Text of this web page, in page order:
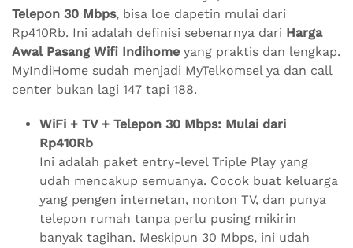
Telepon 30 Mbps, bisa loe dapetin mulai dari
Rp410Rb. Ini adalah definisi sebenarnya dari Harga
Awal Pasang Wifi Indihome yang praktis dan lengkap.
MyIndiHome sudah menjadi MyTelkomsel ya dan call
center bukan lagi 147 tapi 188.
WiFi + TV + Telepon 30 Mbps: Mulai dari
Rp410Rb
Ini adalah paket entry-level Triple Play yang
udah mencakup semuanya. Cocok buat keluarga
yang pengen internetan, nonton TV, dan punya
telepon rumah tanpa perlu pusing mikirin
banyak tagihan. Meskipun 30 Mbps, ini udah